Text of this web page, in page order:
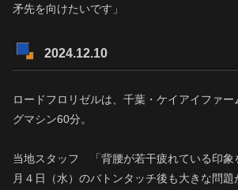
矛先を向けたいです」
2024.12.10
ロードフロリゼルは、千葉・ケイアイファ
グマシン60分。
当地スタッフ 「背腰が若干疲れている印象
月４日（水）のバトンタッチ後も大きな問題